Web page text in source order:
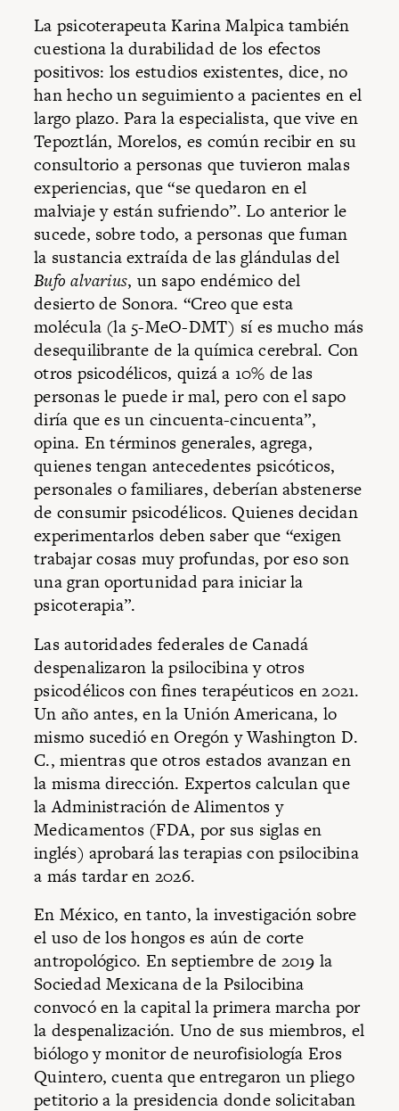
La psicoterapeuta Karina Malpica también
cuestiona la durabilidad de los efectos
positivos: los estudios existentes, dice, no
han hecho un seguimiento a pacientes en el
largo plazo. Para la especialista, que vive en
Tepoztlán, Morelos, es común recibir en su
consultorio a personas que tuvieron malas
experiencias, que “se quedaron en el
malviaje y están sufriendo”. Lo anterior le
sucede, sobre todo, a personas que fuman
la sustancia extraída de las glándulas del
Bufo alvarius, un sapo endémico del
desierto de Sonora. “Creo que esta
molécula (la 5-MeO-DMT) sí es mucho más
desequilibrante de la química cerebral. Con
otros psicodélicos, quizá a 10% de las
personas le puede ir mal, pero con el sapo
diría que es un cincuenta-cincuenta”,
opina. En términos generales, agrega,
quienes tengan antecedentes psicóticos,
personales o familiares, deberían abstenerse
de consumir psicodélicos. Quienes decidan
experimentarlos deben saber que “exigen
trabajar cosas muy profundas, por eso son
una gran oportunidad para iniciar la
psicoterapia”.
Las autoridades federales de Canadá
despenalizaron la psilocibina y otros
psicodélicos con fines terapéuticos en 2021.
Un año antes, en la Unión Americana, lo
mismo sucedió en Oregón y Washington D.
C., mientras que otros estados avanzan en
la misma dirección. Expertos calculan que
la Administración de Alimentos y
Medicamentos (FDA, por sus siglas en
inglés) aprobará las terapias con psilocibina
a más tardar en 2026.
En México, en tanto, la investigación sobre
el uso de los hongos es aún de corte
antropológico. En septiembre de 2019 la
Sociedad Mexicana de la Psilocibina
convocó en la capital la primera marcha por
la despenalización. Uno de sus miembros, el
biólogo y monitor de neurofisiología Eros
Quintero, cuenta que entregaron un pliego
petitorio a la presidencia donde solicitaban